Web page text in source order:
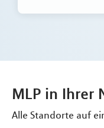
MLP in Ihrer
Alle Standorte auf